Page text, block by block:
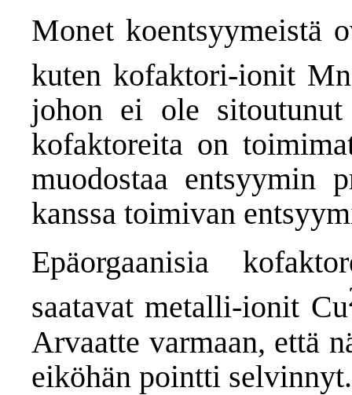
Monet koentsyymeistä
kuten kofaktori-ionit Mn
johon ei ole
kofaktoreita on
muodostaa entsyymin
kanssa toimivan
Epäorgaanisia
saatavat metalli-ionit Cu
Arvaatte varmaan, että
eiköhän pointti selvinnyt.